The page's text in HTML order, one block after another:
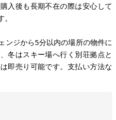
入後も長期不在の際は安心して
ンジから5分以内の場所の物件に
冬はスキー場へ行く別荘拠点と
即売り可能です。支払い方法な